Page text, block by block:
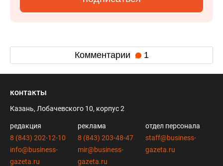
Комментарии 1
контакты
Казань, Лобачевского 10, корпус 2
редакция
8 (843) 202-12-10
info@business-
gazeta.ru
реклама
8 (843) 203-48-47
mir@business-
gazeta.ru
отдел персонала
staff@business-
gazeta.ru